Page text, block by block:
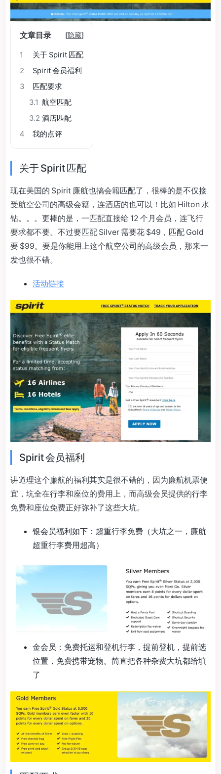
文章目录 [隐藏]
1
关于 Spirit 匹配
2
Spirit 会员福利
3
匹配要求
3.1 航空匹配
3.2 酒店匹配
4
我的点评
关于 Spirit 匹配
现在美国的 Spirit 廉航也搞会籍匹配了，很棒的是不仅接
受航空公司的高级会籍，连酒店的也可以！比如 Hilton 水
钻。。。更棒的是，一匹配直接给 12 个月会员，连飞行
要求都不要。不过要匹配 Silver 需要花 $49，匹配 Gold
要 $99。要是你能用上这个航空公司的高级会员，那来一
发也很不错。
活动链接
Spirit 会员福利
讲道理这个廉航的福利其实是很不错的，因为廉航机票便
宜，坑全在行李和座位的费用上，而高级会员提供的行李
免费和座位免费正好弥补了这些大坑。
银会员福利如下：超重行李免费（大坑之一，廉航
超重行李费用超高）
金会员：免费托运和登机行李，提前登机，提前选
位置，免费携带宠物。简直把各种杂费大坑都给填
了